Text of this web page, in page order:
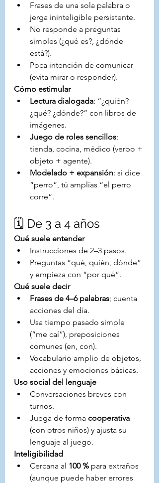
Frases de una sola palabra o
jerga ininteligible persistente.
No responde a preguntas
simples (¿qué es?, ¿dónde
está?).
Poca intención de comunicar
(evita mirar o responder).
Cómo estimular
Lectura dialogada: “¿quién?
¿qué? ¿dónde?” con libros de
imágenes.
Juego de roles sencillos:
tienda, cocina, médico (verbo +
objeto + agente).
Modelado + expansión: si dice
“perro”, tú amplías “el perro
corre”.
🗓️ De 3 a 4 años
Qué suele entender
Instrucciones de 2–3 pasos.
Preguntas “qué, quién, dónde”
y empieza con “por qué”.
Qué suele decir
Frases de 4–6 palabras; cuenta
acciones del día.
Usa tiempo pasado simple
(“me caí”), preposiciones
comunes (en, con).
Vocabulario amplio de objetos,
acciones y emociones básicas.
Uso social del lenguaje
Conversaciones breves con
turnos.
Juega de forma cooperativa
(con otros niños) y ajusta su
lenguaje al juego.
Inteligibilidad
Cercana al 100 % para extraños
(aunque puede haber errores